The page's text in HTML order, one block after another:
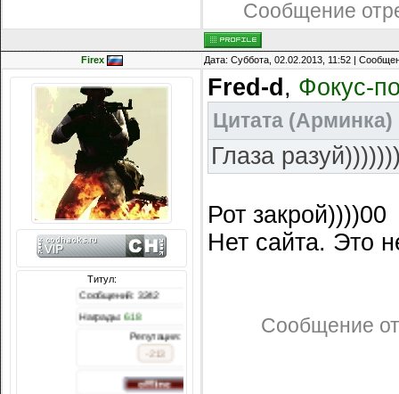
Сообщение
Firex Дата: Суббота, 02.02.2013, 11:52 |
Титул:
Сообщений: 3242
Fred-d , Фокус-
Цитата (Арминка)
Глаза
Рот закрой))))00
Нет сайта. Это
Сообщение